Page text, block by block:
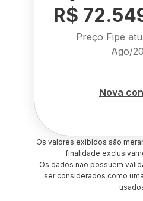
R$
Preço Fipe
Ago/
Nova
Os valores exibidos são
finalidade
Os dados não possuem
ser considerados como